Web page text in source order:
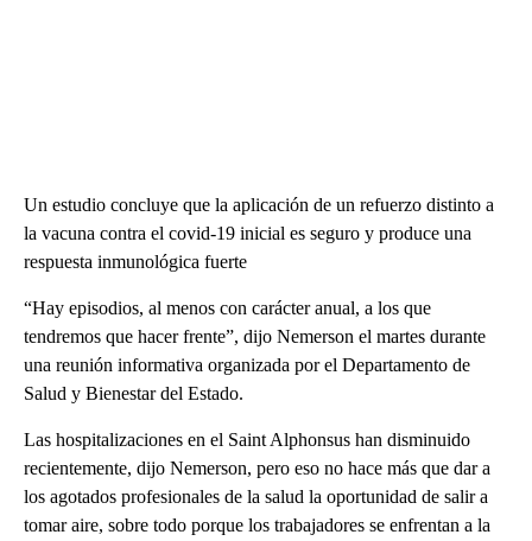
Un estudio concluye que la aplicación de un refuerzo distinto a
la vacuna contra el covid-19 inicial es seguro y produce una
respuesta inmunológica fuerte
“Hay episodios, al menos con carácter anual, a los que
tendremos que hacer frente”, dijo Nemerson el martes durante
una reunión informativa organizada por el Departamento de
Salud y Bienestar del Estado.
Las hospitalizaciones en el Saint Alphonsus han disminuido
recientemente, dijo Nemerson, pero eso no hace más que dar a
los agotados profesionales de la salud la oportunidad de salir a
tomar aire, sobre todo porque los trabajadores se enfrentan a la